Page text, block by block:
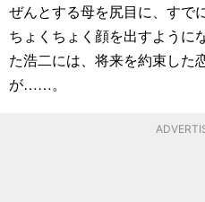
ぜんとする母を尻目に、すで
ちょくちょく顔を出すように
た浩二には、将来を約束した
が……。